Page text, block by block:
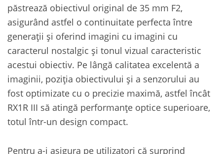
păstrează obiectivul original de 35 mm F2,
asigurând astfel o continuitate perfecta între
generații și oferind imagini cu imagini cu
caracterul nostalgic și tonul vizual caracteristic
acestui obiectiv. Pe lângă calitatea excelentă a
imaginii, poziția obiectivului și a senzorului au
fost optimizate cu o precizie maximă, astfel încât
RX1R III să atingă performanțe optice superioare,
totul într-un design compact.
Pentru a-i asigura pe utilizatori că surprind